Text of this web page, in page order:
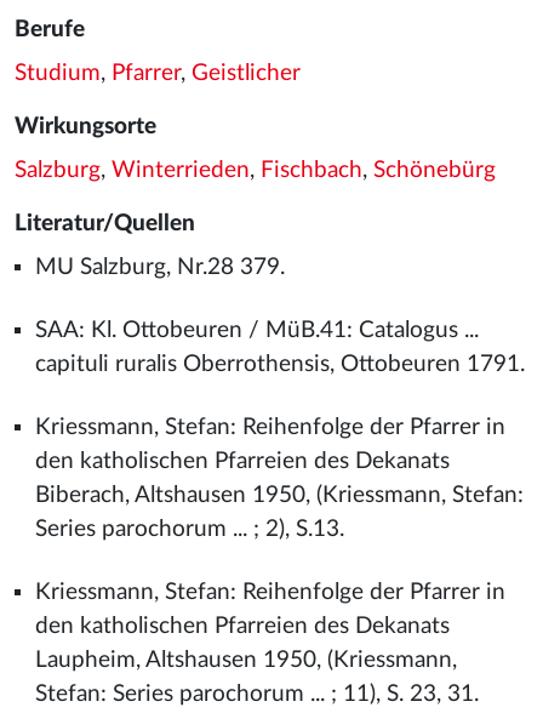
Berufe
Studium, Pfarrer, Geistlicher
Wirkungsorte
Salzburg, Winterrieden, Fischbach, Schönebürg
Literatur/Quellen
MU Salzburg, Nr.28 379.
SAA: Kl. Ottobeuren / MüB.41: Catalogus ...
capituli ruralis Oberrothensis, Ottobeuren 1791.
Kriessmann, Stefan: Reihenfolge der Pfarrer in
den katholischen Pfarreien des Dekanats
Biberach, Altshausen 1950, (Kriessmann, Stefan:
Series parochorum ... ; 2), S.13.
Kriessmann, Stefan: Reihenfolge der Pfarrer in
den katholischen Pfarreien des Dekanats
Laupheim, Altshausen 1950, (Kriessmann,
Stefan: Series parochorum ... ; 11), S. 23, 31.